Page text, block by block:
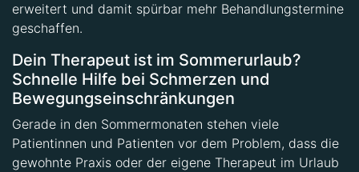
erweitert und damit spürbar mehr Behandlungstermine
geschaffen.
Dein Therapeut ist im Sommerurlaub?
Schnelle Hilfe bei Schmerzen und
Bewegungseinschränkungen
Gerade in den Sommermonaten stehen viele
Patientinnen und Patienten vor dem Problem, dass die
gewohnte Praxis oder der eigene Therapeut im Urlaub